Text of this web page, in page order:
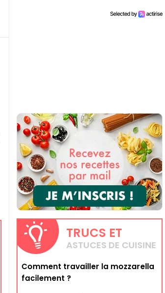
TRUCS ET
ASTUCES DE CUISINE
Comment travailler la mozzarella
facilement ?